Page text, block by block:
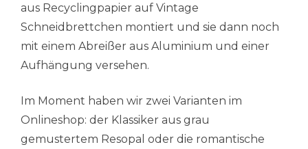
aus Recyclingpapier auf Vintage
Schneidbrettchen montiert und sie dann noch
mit einem Abreißer aus Aluminium und einer
Aufhängung versehen.
Im Moment haben wir zwei Varianten im
Onlineshop: der Klassiker aus grau
gemustertem Resopal oder die romantische